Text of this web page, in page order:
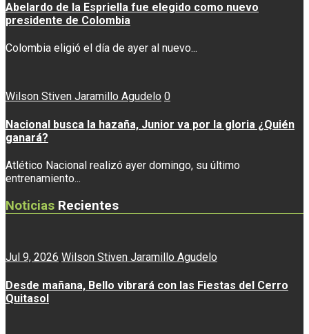
Abelardo de la Espriella fue elegido como nuevo
presidente de Colombia
Colombia eligió el día de ayer al nuevo...
Wilson Stiven Jaramillo Agudelo 0
Nacional busca la hazaña, Junior va por la gloria ¿Quién
ganará?
Atlético Nacional realizó ayer domingo, su último
entrenamiento...
Noticias Recientes
Jul 9, 2026 Wilson Stiven Jaramillo Agudelo
Desde mañana, Bello vibrará con las Fiestas del Cerro
Quitasol